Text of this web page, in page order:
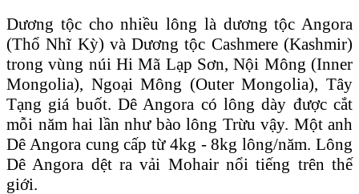
Dương tộc cho nhiều lông là dương tộc Angora
(Thổ Nhĩ Kỳ) và Dương tộc Cashmere (Kashmir)
trong vùng núi Hi Mã Lạp Sơn, Nội Mông (Inner
Mongolia), Ngoại Mông (Outer Mongolia), Tây
Tạng giá buốt. Dê Angora có lông dày được cắt
mỗi năm hai lần như bào lông Trừu vậy. Một anh
Dê Angora cung cấp từ 4kg - 8kg lông/năm. Lông
Dê Angora dệt ra vải Mohair nổi tiếng trên thế
giới.